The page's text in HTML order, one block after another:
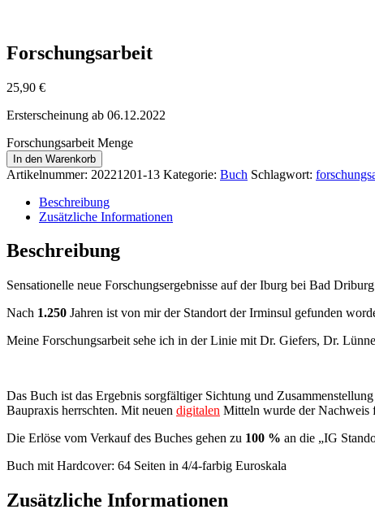
Forschungsarbeit
25,90 €
Ersterscheinung ab 06.12.2022
Forschungsarbeit Menge
In den Warenkorb
Artikelnummer: 20221201-13 Kategorie: Buch Schlagwort:
Beschreibung
Zusätzliche Informationen
Beschreibung
Sensationelle neue Forschungsergebnisse auf der Iburg bei Bad
Nach 1.250 Jahren ist von mir der Standort der Irminsul gefunden
Meine Forschungsarbeit sehe ich in der Linie mit Dr. Giefers, Dr.
Das Buch ist das Ergebnis sorgfältiger Sichtung und
Baupraxis herrschten. Mit neuen digitalen Mitteln wurde der Nachweis
Die Erlöse vom Verkauf des Buches gehen zu 100 % an die „IG
Buch mit Hardcover: 64 Seiten in 4/4-farbig Euroskala
Zusätzliche Informationen